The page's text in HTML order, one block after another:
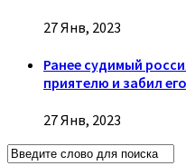
27 Янв, 2023
Ранее судимый
приятелю и забил
27 Янв, 2023